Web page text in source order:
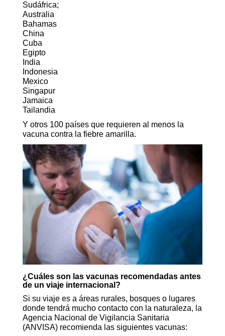
Sudáfrica;
Australia
Bahamas
China
Cuba
Egipto
India
Indonesia
Mexico
Singapur
Jamaica
Tailandia
Y otros 100 países que requieren al menos la
vacuna contra la fiebre amarilla.
¿Cuáles son las vacunas recomendadas antes
de un viaje internacional?
Si su viaje es a áreas rurales, bosques o lugares
donde tendrá mucho contacto con la naturaleza, la
Agencia Nacional de Vigilancia Sanitaria
(ANVISA) recomienda las siguientes vacunas: